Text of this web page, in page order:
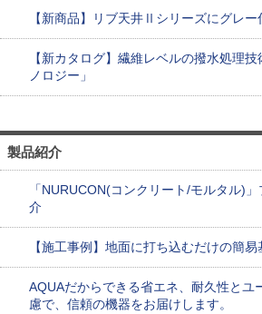
【新商品】リブ天井Ⅱシリーズにグレー
【新カタログ】繊維レベルの撥水処理
ノロジー」
製品紹介
「NURUCON(コンクリート/モルタル)
介
【施工事例】地面に打ち込むだけの簡
AQUAだからできる省エネ、耐久性とユ
慮で、信頼の機器をお届けします。